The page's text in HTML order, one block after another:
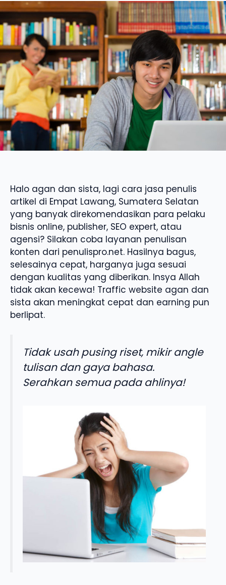
Halo agan dan sista, lagi cara jasa penulis
artikel di Empat Lawang, Sumatera Selatan
yang banyak direkomendasikan para pelaku
bisnis online, publisher, SEO expert, atau
agensi? Silakan coba layanan penulisan
konten dari penulispro.net. Hasilnya bagus,
selesainya cepat, harganya juga sesuai
dengan kualitas yang diberikan. Insya Allah
tidak akan kecewa! Traffic website agan dan
sista akan meningkat cepat dan earning pun
berlipat.
Tidak usah pusing riset, mikir angle
tulisan dan gaya bahasa.
Serahkan semua pada ahlinya!